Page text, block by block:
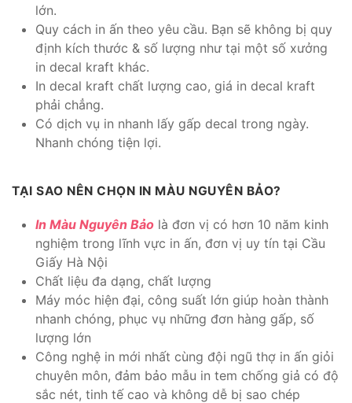
lớn.
Quy cách in ấn theo yêu cầu. Bạn sẽ không bị quy
định kích thước & số lượng như tại một số xưởng
in decal kraft khác.
In decal kraft chất lượng cao, giá in decal kraft
phải chẳng.
Có dịch vụ in nhanh lấy gấp decal trong ngày.
Nhanh chóng tiện lợi.
TẠI SAO NÊN CHỌN IN MÀU NGUYÊN BẢO?
In Màu Nguyên Bảo là đơn vị có hơn 10 năm kinh
nghiệm trong lĩnh vực in ấn, đơn vị uy tín tại Cầu
Giấy Hà Nội
Chất liệu đa dạng, chất lượng
Máy móc hiện đại, công suất lớn giúp hoàn thành
nhanh chóng, phục vụ những đơn hàng gấp, số
lượng lớn
Công nghệ in mới nhất cùng đội ngũ thợ in ấn giỏi
chuyên môn, đảm bảo mẫu in tem chống giả có độ
sắc nét, tinh tế cao và không dễ bị sao chép